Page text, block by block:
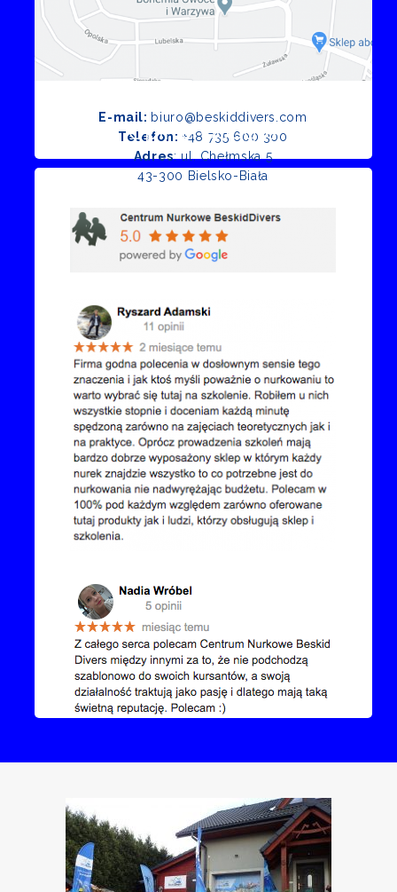
E-mail: biuro@beskiddivers.com
Telefon: +48 735 600 300
Adres: ul. Chełmska 5
43-300 Bielsko-Biała
Opinie Google